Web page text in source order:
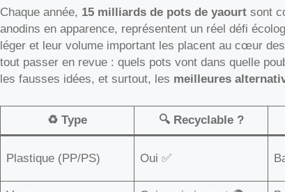
Chaque année, 15 milliards de pots de yaourt sont
anodins en apparence, représentent un réel défi
léger et leur volume important les placent au cœur
tout passer en revue : quels pots vont dans quelle
les fausses idées, et surtout, les meilleures
♻️ Type 🔍 Recyclable ?
Plastique (PP/PS) Oui ✅